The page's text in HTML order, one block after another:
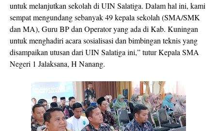
untuk melanjutkan sekolah di UIN Salatiga. Dalam hal ini, kami
sempat mengundang sebanyak 49 kepala sekolah (SMA/SMK
dan MA), Guru BP dan Operator yang ada di Kab. Kuningan
untuk menghadiri acara sosialisasi dan bimbingan teknis yang
disampaikan utusan dari UIN Salatiga ini,” tutur Kepala SMA
Negeri 1 Jalaksana, H Nanang.